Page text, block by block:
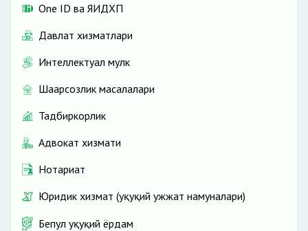
One ID ва ЯИДХП
Давлат хизматлари
Интеллектуал мулк
Шаҳарсозлик масалалари
Тадбиркорлик
Адвокат хизмати
Нотариат
Юридик хизмат (ҳуқуқий ҳужжат намуналари)
Бепул ҳуқуқий ёрдам